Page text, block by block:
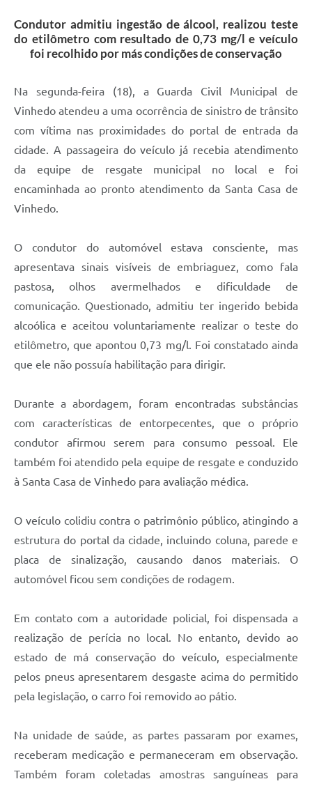
Contas Públicas
Legislação
Serviços Online
Condutor admitiu ingestão de álcool, realizou teste
do etilômetro com resultado de 0,73 mg/l e veículo
foi recolhido por más condições de conservação
Na segunda-feira (18), a Guarda Civil Municipal de
Vinhedo atendeu a uma ocorrência de sinistro de trânsito
com vítima nas proximidades do portal de entrada da
cidade. A passageira do veículo já recebia atendimento
da equipe de resgate municipal no local e foi
encaminhada ao pronto atendimento da Santa Casa de
Vinhedo.
O condutor do automóvel estava consciente, mas
apresentava sinais visíveis de embriaguez, como fala
pastosa, olhos avermelhados e dificuldade de
comunicação. Questionado, admitiu ter ingerido bebida
alcoólica e aceitou voluntariamente realizar o teste do
etilômetro, que apontou 0,73 mg/l. Foi constatado ainda
que ele não possuía habilitação para dirigir.
Durante a abordagem, foram encontradas substâncias
com características de entorpecentes, que o próprio
condutor afirmou serem para consumo pessoal. Ele
também foi atendido pela equipe de resgate e conduzido
à Santa Casa de Vinhedo para avaliação médica.
O veículo colidiu contra o patrimônio público, atingindo a
estrutura do portal da cidade, incluindo coluna, parede e
placa de sinalização, causando danos materiais. O
automóvel ficou sem condições de rodagem.
Em contato com a autoridade policial, foi dispensada a
realização de perícia no local. No entanto, devido ao
estado de má conservação do veículo, especialmente
pelos pneus apresentarem desgaste acima do permitido
pela legislação, o carro foi removido ao pátio.
Na unidade de saúde, as partes passaram por exames,
receberam medicação e permaneceram em observação.
Também foram coletadas amostras sanguíneas para